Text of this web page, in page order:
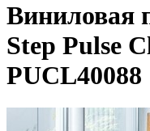
Виниловая
Step Pulse
PUCL40088